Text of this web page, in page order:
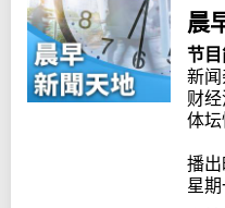
晨
节
新闻
财经
体坛
播出
星